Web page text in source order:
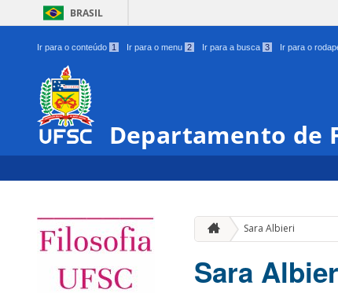
BRASIL
Ir para o conteúdo 1 Ir para o menu 2 Ir para a busca 3 Ir para o
Departamento de
Sara Albieri
Sara